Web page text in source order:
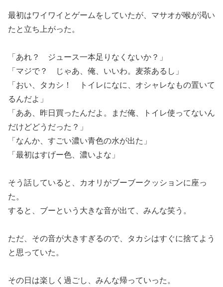
最初はワイワイとゲームをしていたが、マサオが喉が渇い
たと立ち上がった。
「あれ？ ジュース一本足りなくないか？」
「マジで？ じゃあ、俺、いいわ。麦茶あるし」
「おい、タカシ！ トイレになに、オシャレなもの置いて
るんだよ」
「ああ、昨日買ったんだよ。まだ俺、トイレ使ってないん
だけどどうだった？」
「なんか、すごい濃い青色の水が出た」
「最初はすげー色、濃いよな」
そう話していると、カオリがブーブークッションに座っ
た。
すると、ブーという大きな音が出て、みんな笑う。
ただ、その音が大きすぎるので、タカシはすぐに捨てよう
と思っていた。
その日は楽しく過ごし、みんな帰っていった。